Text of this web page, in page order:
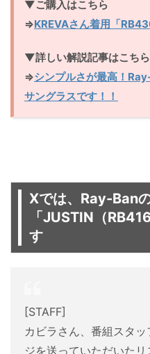
▼ご購入はこちら
⇒KREVAさん着用「
▼詳しい解説記事はこちら
⇒シンプルさが最高！
サングラスです！！
Xでは、Ray-Ban
「JUSTIN（
す
[STAFF]
カビラさん、番組スタ
ジを送っていただいた